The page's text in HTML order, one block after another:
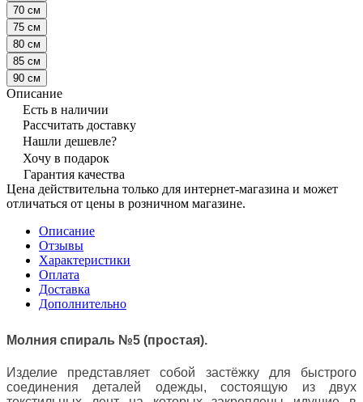
70 см
75 см
80 см
85 см
90 см
Описание
Есть в наличии
Рассчитать доставку
Нашли дешевле?
Хочу в подарок
Гарантия качества
Цена действительна только для интернет-магазина и может
отличаться от цены в розничном магазине.
Описание
Отзывы
Характеристики
Оплата
Доставка
Дополнительно
Молния спираль №5 (простая).
Изделие представляет собой застёжку для быстрого
соединения деталей одежды, состоящую из двух